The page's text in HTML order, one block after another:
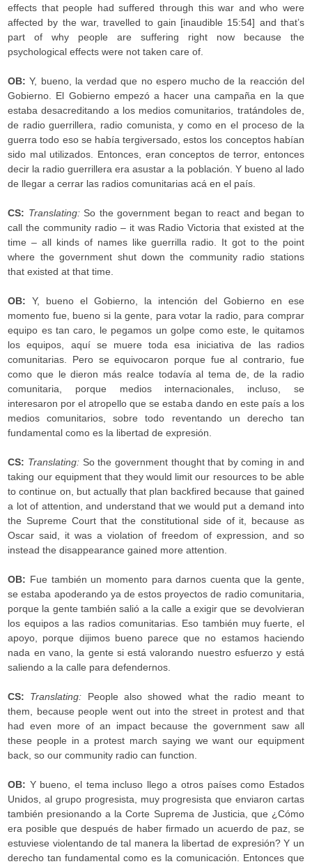
effects that people had suffered through this war and who were
affected by the war, travelled to gain [inaudible 15:54] and that’s
part of why people are suffering right now because the
psychological effects were not taken care of.
OB: Y, bueno, la verdad que no espero mucho de la reacción del
Gobierno. El Gobierno empezó a hacer una campaña en la que
estaba desacreditando a los medios comunitarios, tratándoles de,
de radio guerrillera, radio comunista, y como en el proceso de la
guerra todo eso se había tergiversado, estos los conceptos habían
sido mal utilizados. Entonces, eran conceptos de terror, entonces
decir la radio guerrillera era asustar a la población. Y bueno al lado
de llegar a cerrar las radios comunitarias acá en el país.
CS: Translating:So the government began to react and began to
call the community radio – it was Radio Victoria that existed at the
time – all kinds of names like guerrilla radio. It got to the point
where the government shut down the community radio stations
that existed at that time.
OB: Y, bueno el Gobierno, la intención del Gobierno en ese
momento fue, bueno si la gente, para votar la radio, para comprar
equipo es tan caro, le pegamos un golpe como este, le quitamos
los equipos, aquí se muere toda esa iniciativa de las radios
comunitarias. Pero se equivocaron porque fue al contrario, fue
como que le dieron más realce todavía al tema de, de la radio
comunitaria, porque medios internacionales, incluso, se
interesaron por el atropello que se estaba dando en este país a los
medios comunitarios, sobre todo reventando un derecho tan
fundamental como es la libertad de expresión.
CS: Translating:So the government thought that by coming in and
taking our equipment that they would limit our resources to be able
to continue on, but actually that plan backfired because that gained
a lot of attention, and understand that we would put a demand into
the Supreme Court that the constitutional side of it, because as
Oscar said, it was a violation of freedom of expression, and so
instead the disappearance gained more attention.
OB: Fue también un momento para darnos cuenta que la gente,
se estaba apoderando ya de estos proyectos de radio comunitaria,
porque la gente también salió a la calle a exigir que se devolvieran
los equipos a las radios comunitarias. Eso también muy fuerte, el
apoyo, porque dijimos bueno parece que no estamos haciendo
nada en vano, la gente si está valorando nuestro esfuerzo y está
saliendo a la calle para defendernos.
CS: Translating: People also showed what the radio meant to
them, because people went out into the street in protest and that
had even more of an impact because the government saw all
these people in a protest march saying we want our equipment
back, so our community radio can function.
OB: Y bueno, el tema incluso llego a otros países como Estados
Unidos, al grupo progresista, muy progresista que enviaron cartas
también presionando a la Corte Suprema de Justicia, que ¿Cómo
era posible que después de haber firmado un acuerdo de paz, se
estuviese violentando de tal manera la libertad de expresión? Y un
derecho tan fundamental como es la comunicación. Entonces que